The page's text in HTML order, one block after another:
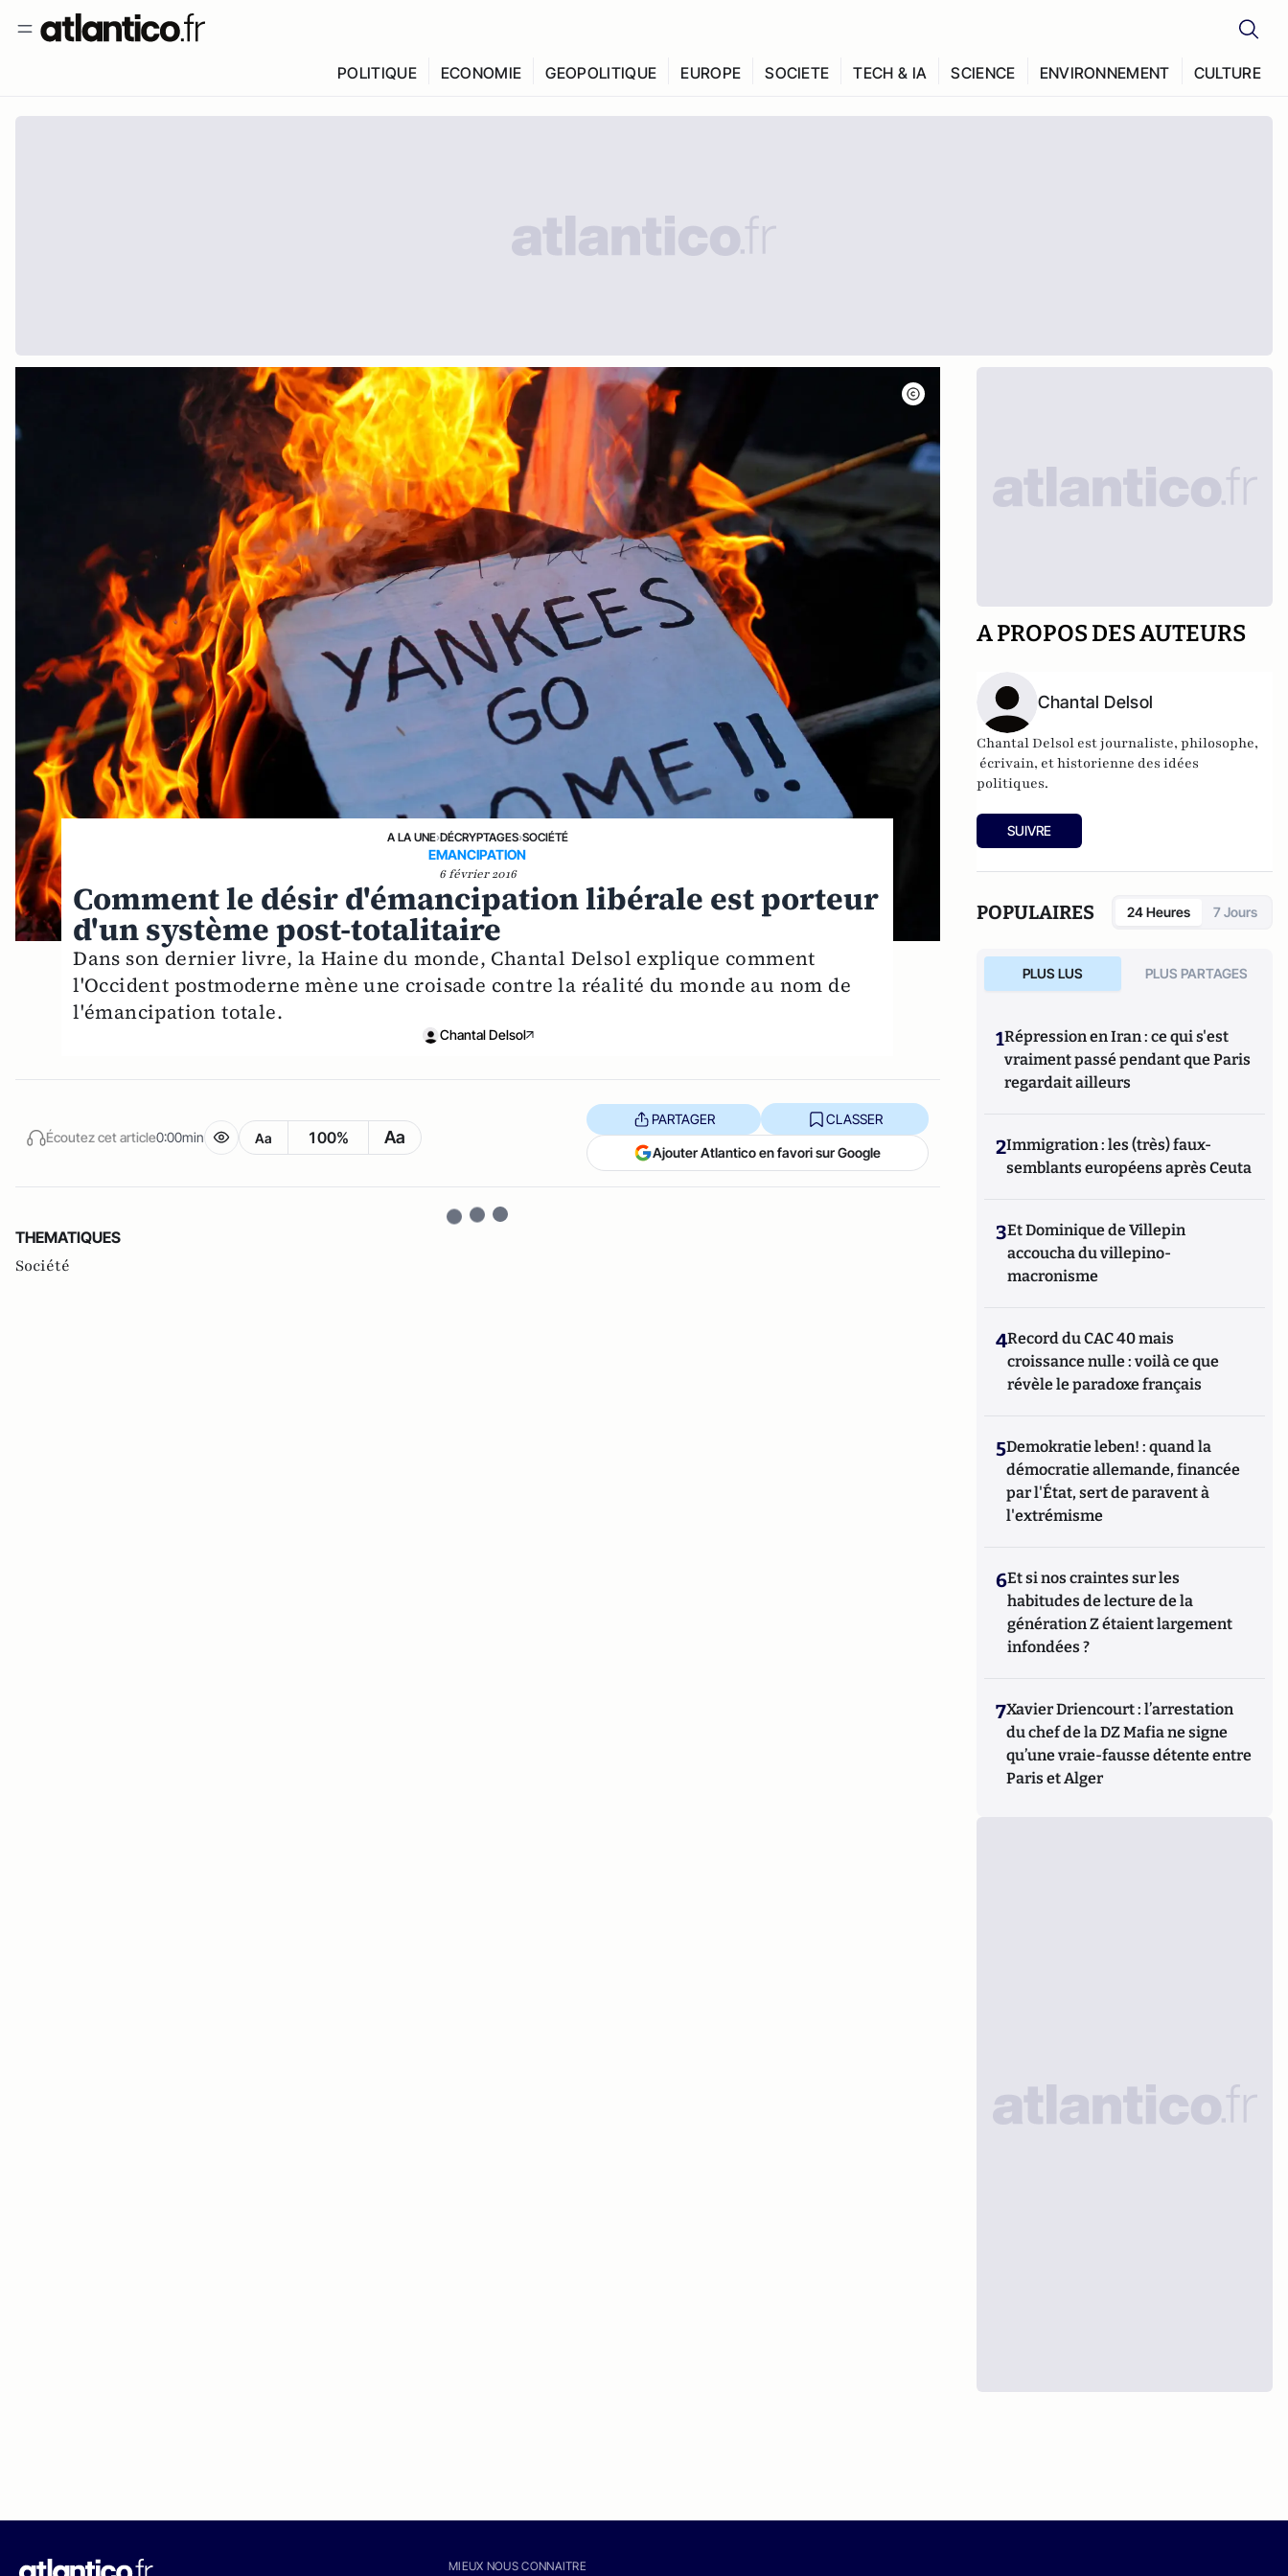
POLITIQUE ECONOMIE GEOPOLITIQUE EUROPE SOCIETE TECH & IA SCIENCE ENVIRONNEMENT CULTURE
A LA UNE›DÉCRYPTAGES›SOCIÉTÉ
EMANCIPATION
6 février 2016
Comment le désir d'émancipation libérale est porteur
d'un système post-totalitaire
Dans son dernier livre, la Haine du monde, Chantal Delsol explique comment
l'Occident postmoderne mène une croisade contre la réalité du monde au nom de
l'émancipation totale.
Chantal Delsol
Écoutez cet article0:00min Aa 100% Aa
PARTAGER CLASSER
Ajouter Atlantico en favori sur Google
THEMATIQUES
Société
A PROPOS DES AUTEURS
Chantal Delsol
Chantal Delsol est journaliste, philosophe,
écrivain, et historienne des idées
politiques.
SUIVRE
POPULAIRES 24 Heures 7 Jours
PLUS LUS PLUS PARTAGES
1Répression en Iran : ce qui s'est
vraiment passé pendant que Paris
regardait ailleurs
2Immigration : les (très) faux-
semblants européens après Ceuta
3Et Dominique de Villepin
accoucha du villepino-
macronisme
4Record du CAC 40 mais
croissance nulle : voilà ce que
révèle le paradoxe français
5Demokratie leben! : quand la
démocratie allemande, financée
par l'État, sert de paravent à
l'extrémisme
6Et si nos craintes sur les
habitudes de lecture de la
génération Z étaient largement
infondées ?
7Xavier Driencourt : l’arrestation
du chef de la DZ Mafia ne signe
qu’une vraie-fausse détente entre
Paris et Alger
MIEUX NOUS CONNAITRE